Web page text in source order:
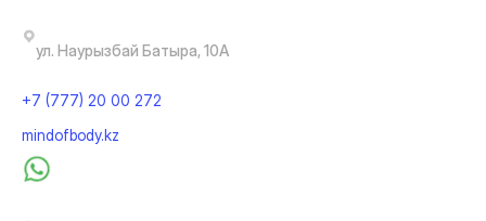
ул. Наурызбай Батыра, 10А
+7 (777) 20 00 272
mindofbody.kz